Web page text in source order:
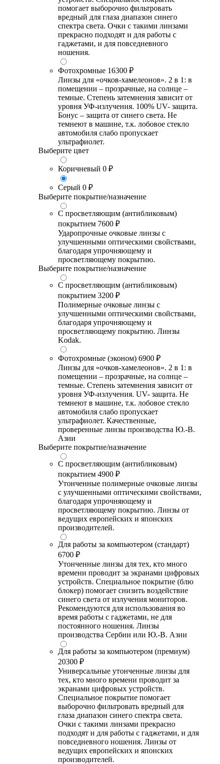
помогает выборочно фильтровать
вредный для глаза диапазон синего
спектра света. Очки с такими линзами
прекрасно подходят и для работы с
гаджетами, и для повседневного
ношения.
Фотохромные 16300 ₽
Линзы для «очков-хамелеонов». 2 в 1: в
помещении – прозрачные, на солнце –
темные. Степень затемнения зависит от
уровня УФ-излучения. 100% UV- защита.
Бонус – защита от синего света. Не
темнеют в машине, т.к. лобовое стекло
автомобиля слабо пропускает
ультрафиолет.
Выберите цвет
Коричневый 0 ₽
Серый 0 ₽
Выберите покрытие/назначение
С просветляющим (антибликовым)
покрытием 7600 ₽
Ударопрочные очковые линзы с
улучшенными оптическими свойствами,
благодаря упрочняющему и
просветляющему покрытию.
Выберите покрытие/назначение
С просветляющим (антибликовым)
покрытием 3200 ₽
Полимерные очковые линзы с
улучшенными оптическими свойствами,
благодаря упрочняющему и
просветляющему покрытию. Линзы
Kodak.
Фотохромные (эконом) 6900 ₽
Линзы для «очков-хамелеонов». 2 в 1: в
помещении – прозрачные, на солнце –
темные. Степень затемнения зависит от
уровня УФ-излучения. UV- защита. Не
темнеют в машине, т.к. лобовое стекло
автомобиля слабо пропускает
ультрафиолет. Качественные,
проверенные линзы производства Ю.-В.
Азии
Выберите покрытие/назначение
С просветляющим (антибликовым)
покрытием 4900 ₽
Утонченные полимерные очковые линзы
с улучшенными оптическими свойствами,
благодаря упрочняющему и
просветляющему покрытию. Линзы от
ведущих европейских и японских
производителей.
Для работы за компьютером (стандарт)
6700 ₽
Утонченные линзы для тех, кто много
времени проводит за экранами цифровых
устройств. Специальное покрытие (блю
блокер) помогает снизить воздействие
синего света от излучения мониторов.
Рекомендуются для использования во
время работы с гаджетами, не для
постоянного ношения. Линзы
производства Сербии или Ю.-В. Азии
Для работы за компьютером (премиум)
20300 ₽
Универсальные утонченные линзы для
тех, кто много времени проводит за
экранами цифровых устройств.
Специальное покрытие помогает
выборочно фильтровать вредный для
глаза диапазон синего спектра света.
Очки с такими линзами прекрасно
подходят и для работы с гаджетами, и для
повседневного ношения. Линзы от
ведущих европейских и японских
производителей.